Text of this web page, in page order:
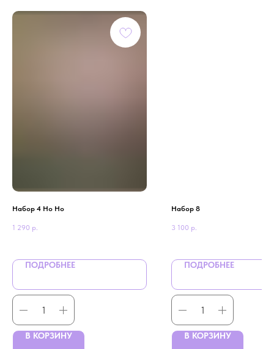
Набор 4 Но Но
1 290 р.
ПОДРОБНЕЕ
В КОРЗИНУ
Набор 8
3 100 р.
ПОДРОБНЕЕ
В КОРЗИНУ